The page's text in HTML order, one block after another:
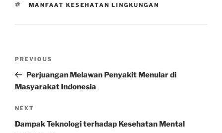
TAGS
MANFAAT KESEHATAN LINGKUNGAN
Previous
Post
PREVIOUS
Perjuangan Melawan Penyakit Menular di
Masyarakat Indonesia
Next
Post
NEXT
Dampak Teknologi terhadap Kesehatan Mental